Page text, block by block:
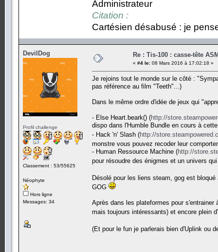
Administrateur
Citation :
Cartésien désabusé : je
DevilDog
Profil challenge
Classement : 53/55625
Néophyte
Hors ligne
Messages: 34
Re : Tis-100 : casse-tête
« #4 le: 08 Mars 2016 à 17:02:18 »
Je rejoins tout le monde sur le côté :
pas référence au film "Teeth"...)
Dans le même ordre d'idée de jeux qui
- Else Heart.beark() (http://
dispo dans l'Humble Bundle en cours à
- Hack 'n' Slash (http://
monstre vous pouvez recoder leur
- Human Ressource Machine (http://
pour résoudre des énigmes et un univers
Désolé pour les liens steam, gog est
GOG
Après dans les plateformes pour
mais toujours intéressants) et encore plein
(Et pour le fun je parlerais bien d'Uplink ou